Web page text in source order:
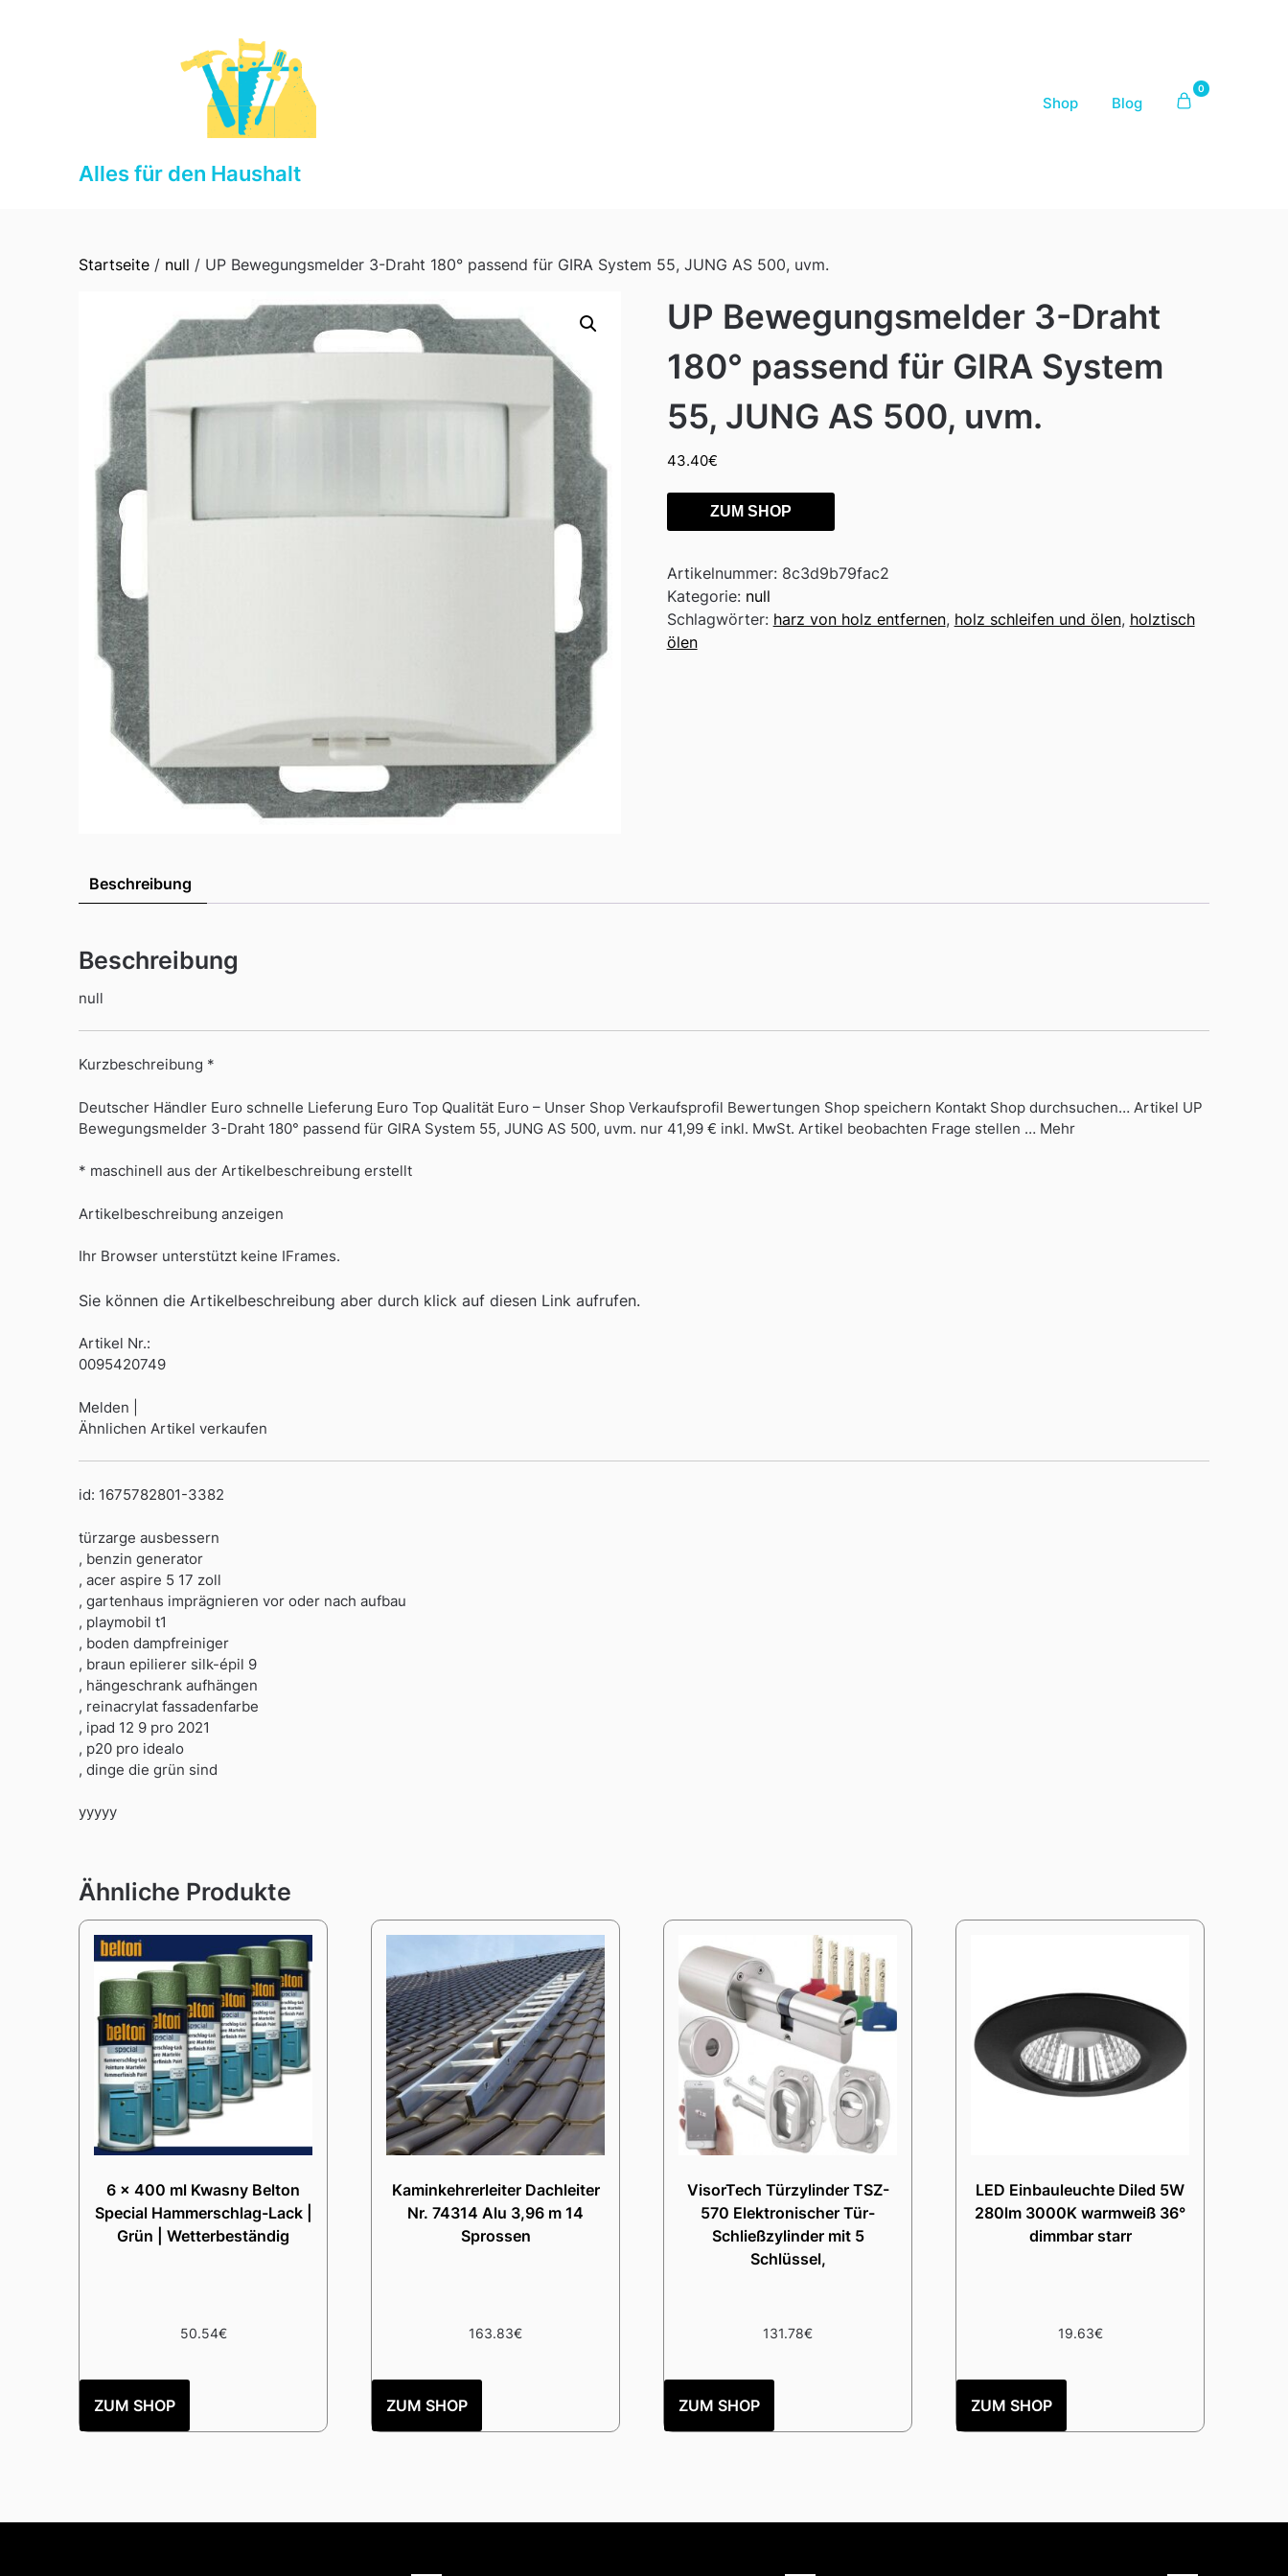
Alles für den Haushalt
Shop Blog
0
Startseite / null / UP Bewegungsmelder 3-Draht 180° passend für GIRA System 55, JUNG AS 500, uvm.
UP Bewegungsmelder 3-Draht
180° passend für GIRA System
55, JUNG AS 500, uvm.
43.40€
ZUM SHOP
Artikelnummer: 8c3d9b79fac2
Kategorie: null
Schlagwörter: harz von holz entfernen, holz schleifen und ölen, holztisch
ölen
Beschreibung
Beschreibung
null
Kurzbeschreibung *
Deutscher Händler Euro schnelle Lieferung Euro Top Qualität Euro – Unser Shop Verkaufsprofil Bewertungen Shop speichern Kontakt Shop durchsuchen… Artikel UP
Bewegungsmelder 3-Draht 180° passend für GIRA System 55, JUNG AS 500, uvm. nur 41,99 € inkl. MwSt. Artikel beobachten Frage stellen … Mehr
* maschinell aus der Artikelbeschreibung erstellt
Artikelbeschreibung anzeigen
Ihr Browser unterstützt keine IFrames.
Sie können die Artikelbeschreibung aber durch klick auf diesen Link aufrufen.
Artikel Nr.:
0095420749
Melden |
Ähnlichen Artikel verkaufen
id: 1675782801-3382
türzarge ausbessern
, benzin generator
, acer aspire 5 17 zoll
, gartenhaus imprägnieren vor oder nach aufbau
, playmobil t1
, boden dampfreiniger
, braun epilierer silk-épil 9
, hängeschrank aufhängen
, reinacrylat fassadenfarbe
, ipad 12 9 pro 2021
, p20 pro idealo
, dinge die grün sind
yyyyy
Ähnliche Produkte
6 x 400 ml Kwasny Belton
Special Hammerschlag-Lack |
Grün | Wetterbeständig
50.54€
ZUM SHOP
Kaminkehrerleiter Dachleiter
Nr. 74314 Alu 3,96 m 14
Sprossen
163.83€
ZUM SHOP
VisorTech Türzylinder TSZ-
570 Elektronischer Tür-
Schließzylinder mit 5
Schlüssel,
131.78€
ZUM SHOP
LED Einbauleuchte Diled 5W
280lm 3000K warmweiß 36°
dimmbar starr
19.63€
ZUM SHOP